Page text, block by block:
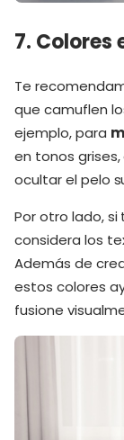
7.
Te
que camuflen
ejemplo, para
en tonos
ocultar el pelo
Por otro lado,
considera los
Además de
estos colores
fusione